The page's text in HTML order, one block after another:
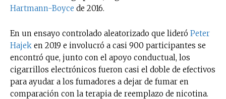
Hartmann-Boyce de 2016.
En un ensayo controlado aleatorizado que lideró Peter
Hajek en 2019 e involucró a casi 900 participantes se
encontró que, junto con el apoyo conductual, los
cigarrillos electrónicos fueron casi el doble de efectivos
para ayudar a los fumadores a dejar de fumar en
comparación con la terapia de reemplazo de nicotina.